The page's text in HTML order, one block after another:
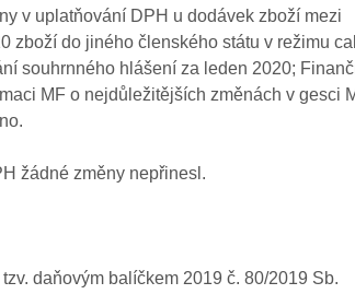
v uplatňování DPH u dodávek zboží mezi
zboží do jiného členského státu v režimu
souhrnného hlášení za leden 2020;
MF o nejdůležitějších změnách v gesci
žádné změny nepřinesl.
daňovým balíčkem 2019 č. 80/2019 Sb.